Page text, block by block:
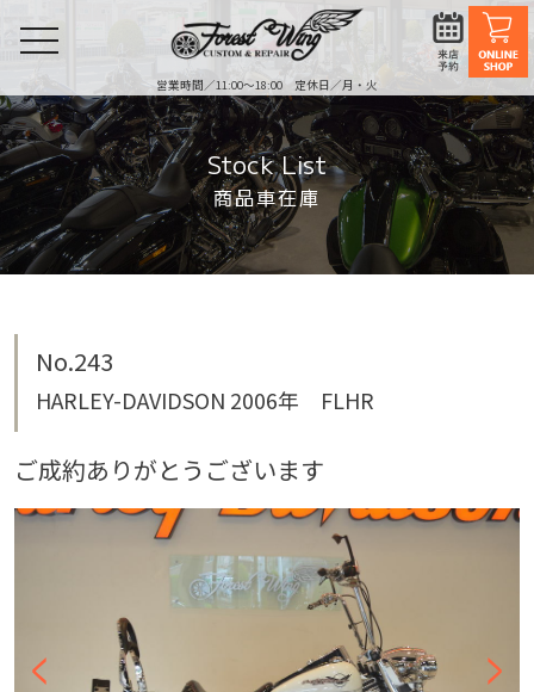
営業時間／11:00〜18:00 定休日／月・火
toggle
navigation
Stock List
商品車在庫
No.243
HARLEY-DAVIDSON 2006年 FLHR
ご成約ありがとうございます